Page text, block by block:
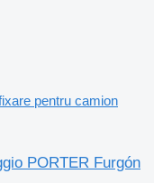
pentru camion
PORTER Furgón